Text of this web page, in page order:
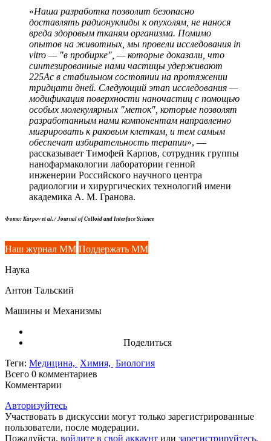
«Наша разработка позволит безопасно
доставлять радионуклиды к опухолям, не нанося
вреда здоровым тканям организма. Помимо
опытов на животных, мы провели исследования in
vitro — "в пробирке", — которые доказали, что
синтезированные нами частицы удерживают
225Ac в стабильном состоянии на протяжении
тридцати дней. Следующий этап исследования —
модификация поверхности наночастиц с помощью
особых молекулярных "меток", которые позволят
разработанным нами компонентам направленно
мигрировать к раковым клеткам, и тем самым
обеспечат избирательность терапии», —
рассказывает Тимофей Карпов, сотрудник группы
нанофармакологии лаборатории генной
инженерии Российского научного центра
радиологии и хирургических технологий имени
академика А. М. Гранова.
Фото: Karpov et al. / Journal of Colloid and Interface Science
Наш журнал ММ Поддержать ММ
Наука
Антон Тальский
Машины и Механизмы
Поделиться
Теги: Медицина, Химия, Биология
Всего 0 комментариев
Комментарии
Авторизуйтесь
Участвовать в дискуссии могут только зарегистрированные
пользователи, после модерации.
Пожалуйста, войдите в свой аккаунт или зарегистрируйтесь.